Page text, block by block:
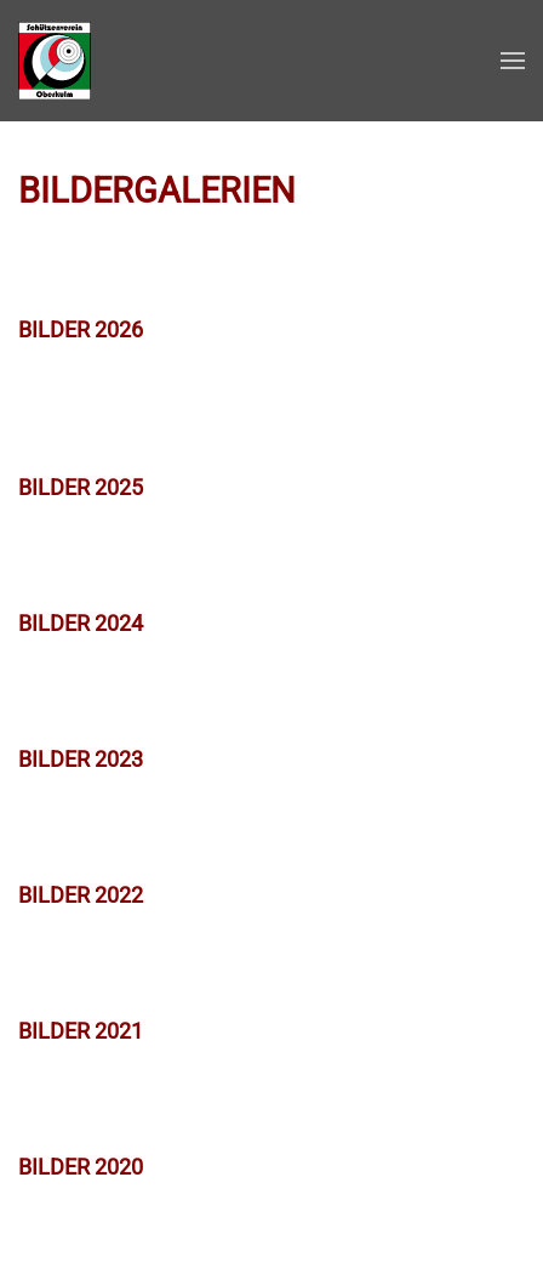
Zum Hauptinhalt springen
BILDERGALERIEN
BILDER 2026
BILDER 2025
BILDER 2024
BILDER 2023
BILDER 2022
BILDER 2021
BILDER 2020